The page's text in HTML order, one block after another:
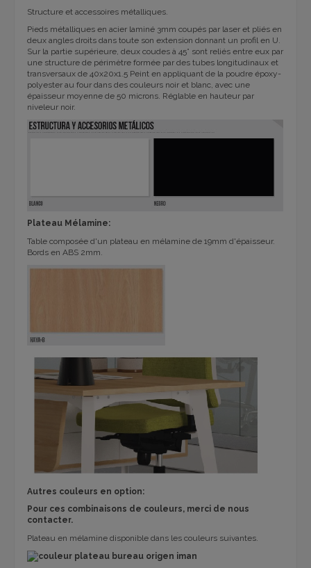
Structure et accessoires métalliques.
Pieds métalliques en acier laminé 3mm coupés par laser et pliés en
deux angles droits dans toute son extension donnant un profil en U.
Sur la partie supérieure, deux coudes à 45° sont reliés entre eux par
une structure de périmètre formée par des tubes longitudinaux et
transversaux de 40x20x1.5 Peint en appliquant de la poudre époxy-
polyester au four dans des couleurs noir et blanc, avec une
épaisseur moyenne de 50 microns. Réglable en hauteur par
niveleur noir.
Plateau Mélamine:
Table composée d'un plateau en mélamine de 19mm d'épaisseur.
Bords en ABS 2mm.
Autres couleurs en option:
Pour ces combinaisons de couleurs, merci de nous
contacter.
Plateau en mélamine disponible dans les couleurs suivantes.